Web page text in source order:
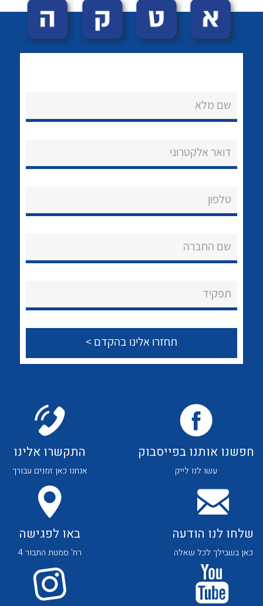
הצוות שלנו
שירותי תמיכה
לכל מוצרי היצרן לכל מוצרי היצרן
לכל מוצרי היצרן לכל מוצרי היצרן
שם מלא
דואר אלקטרוני
טלפון
שם החברה
תפקיד
חפשנו אותנו בפייסבוק
עשו לנו לייק
התקשרו אלינו
אנחנו כאן זמנים עבורך
שלחו לנו הודעה
כאן בשבילך לכל שאלה
באו לפגישה
רח' סמטת התבור 4